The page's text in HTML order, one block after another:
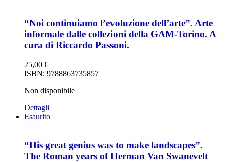
“Noi continuiamo l’evoluzione dell’arte”. Arte
informale dalle collezioni della GAM-Torino. A
cura di Riccardo Passoni.
25,00 €
ISBN: 9788863735857
Non disponibile
Dettagli
Esaurito
“His great genius was to make landscapes”.
The Roman years of Herman Van Swanevelt